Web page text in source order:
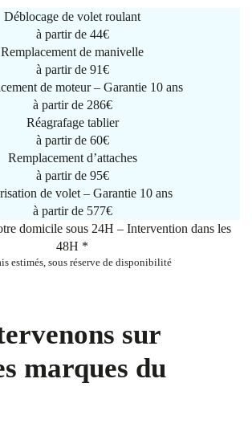
Déblocage de volet roulant
à partir de 44€
Remplacement de manivelle
à partir de 91€
de moteur – Garantie 10 ans
à partir de 286€
Réagrafage tablier
à partir de 60€
Remplacement d’attaches
à partir de 95€
de volet – Garantie 10 ans
à partir de 577€
domicile sous 24H – Intervention dans les
48H *
estimés, sous réserve de disponibilité
sur
marques du